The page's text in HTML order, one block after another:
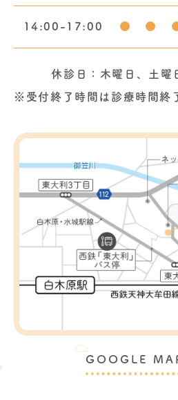
14:00-17:00 ● ●
休診日：木曜日、土曜
※受付終了時間は診療時間終
GOOGLE